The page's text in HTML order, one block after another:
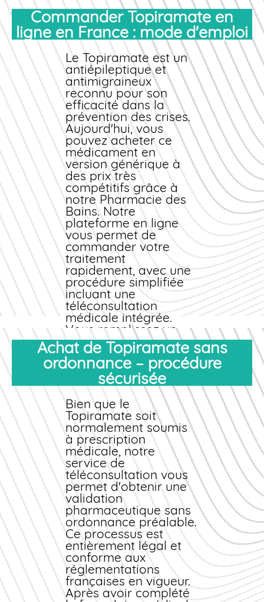
Commander Topiramate en
ligne en France : mode d'emploi
Le Topiramate est un
antiépileptique et
antimigraineux
reconnu pour son
efficacité dans la
prévention des crises.
Aujourd'hui, vous
pouvezacheter ce
médicament en
version générique à
des prixtrès
compétitifs grâce à
notre Pharmacie des
Bains. Notre
plateforme en ligne
vous permet de
commander votre
traitement
rapidement, avec une
procédure simplifiée
incluant une
téléconsultation
médicale intégrée.
Vous remplissez un
questionnaire de santé
détaillé, nos
pharmaciens et
médecins partenaires
valident votre
demande, puis vous
recevez votre
Topiramate
directement chez vous,
dans un emballage
discret et sécurisé.
Grâce à notre système
d'achat en ligne, vous
profitez de tarifs
moins chersque dans
les pharmacies
traditionnelles, avec
une livraison rapide
partouten France
Notre stock
permanent garantit la
Achat de Topiramate sans
ordonnance – procédure
sécurisée
Bien que le
Topiramate soit
normalement soumis
à prescription
médicale, notre
service de
téléconsultation vous
permet d'obtenir une
validation
pharmaceutique sans
ordonnance préalable.
Ce processus est
entièrement légal et
conforme aux
réglementations
françaises en vigueur.
Après avoir complété